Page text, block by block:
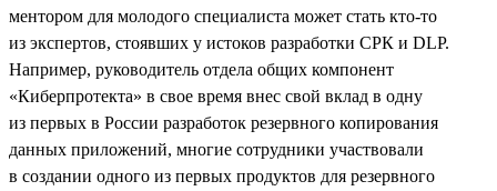
ментором для молодого специалиста может стать кто-то
из экспертов, стоявших у истоков разработки СРК и DLP.
Например, руководитель отдела общих компонент
«Киберпротекта» в свое время внес свой вклад в одну
из первых в России разработок резервного копирования
данных приложений, многие сотрудники участвовали
в создании одного из первых продуктов для резервного